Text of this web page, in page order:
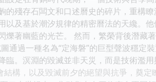
殘存石闆文和口述曆史的碎片，重構
及基於潮汐規律的精密曆法的天纔。
著幽藍的光芒。 然而，繁榮背後潛藏
通過一種名為“定海磐”的巨型聲波穩定
臨。溟淵的毀滅並非天災，而是技術濫
結構，以及毀滅前夕的絕望與抗爭，奠